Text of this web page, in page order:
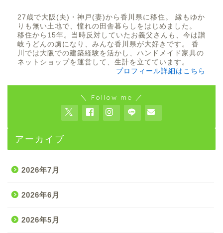
27歳で大阪(夫)・神戸(妻)から香川県に移住。 縁もゆか
りも無い土地で、憧れの田舎暮らしをはじめました。
移住から15年。当時反対していたお義父さんも、今は讃
岐うどんの虜になり、みんな香川県が大好きです。 香
川では大阪での建築経験を活かし、ハンドメイド家具の
ネットショップを運営して、生計を立てています。
プロフィール詳細はこちら
＼ Follow me ／
アーカイブ
2026年7月
2026年6月
2026年5月